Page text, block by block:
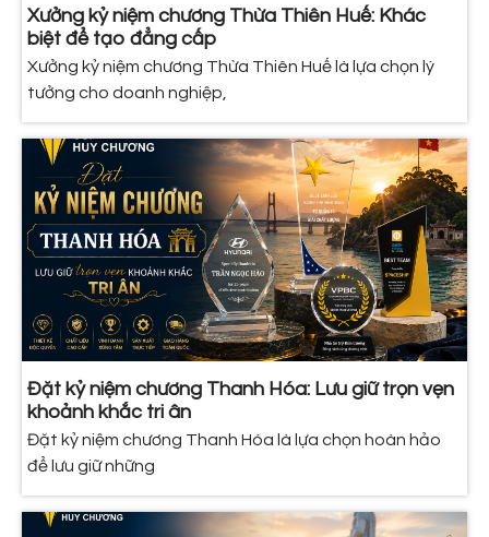
Xưởng kỷ niệm chương Thừa Thiên Huế: Khác
biệt để tạo đẳng cấp
Xưởng kỷ niệm chương Thừa Thiên Huế là lựa chọn lý
tưởng cho doanh nghiệp,
Đặt kỷ niệm chương Thanh Hóa: Lưu giữ trọn vẹn
khoảnh khắc tri ân
Đặt kỷ niệm chương Thanh Hóa là lựa chọn hoàn hảo
để lưu giữ những